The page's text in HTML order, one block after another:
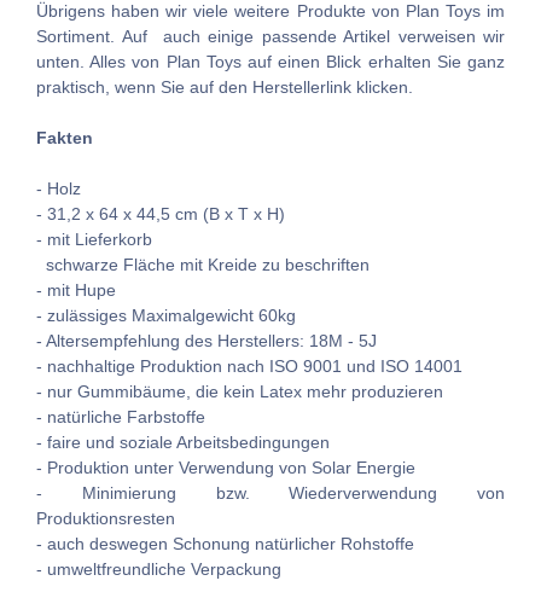
Übrigens haben wir viele weitere Produkte von Plan Toys im
Sortiment. Auf auch einige passende Artikel verweisen wir
unten. Alles von Plan Toys auf einen Blick erhalten Sie ganz
praktisch, wenn Sie auf den Herstellerlink klicken.
Fakten
- Holz
- 31,2 x 64 x 44,5 cm (B x T x H)
- mit Lieferkorb
schwarze Fläche mit Kreide zu beschriften
- mit Hupe
- zulässiges Maximalgewicht 60kg
- Altersempfehlung des Herstellers: 18M - 5J
- nachhaltige Produktion nach ISO 9001 und ISO 14001
- nur Gummibäume, die kein Latex mehr produzieren
- natürliche Farbstoffe
- faire und soziale Arbeitsbedingungen
- Produktion unter Verwendung von Solar Energie
- Minimierung bzw. Wiederverwendung von
Produktionsresten
- auch deswegen Schonung natürlicher Rohstoffe
- umweltfreundliche Verpackung